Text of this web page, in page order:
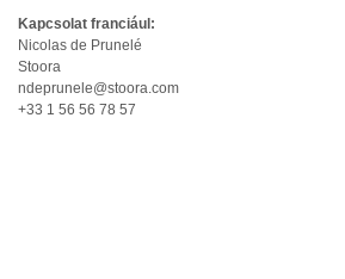
Kapcsolat franciául:
Nicolas de Prunelé
Stoora
ndeprunele@stoora.com
+33 1 56 56 78 57